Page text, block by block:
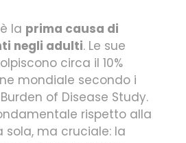
la prima causa di
negli adulti. Le sue
circa il 10%
mondiale secondo i
of Disease Study.
rispetto alla
sola, ma cruciale: la